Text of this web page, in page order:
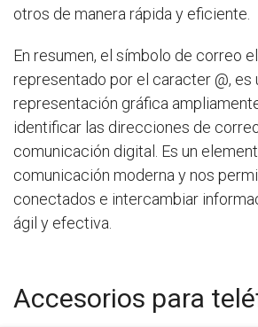
otros de manera rápida y eficiente.
En resumen, el símbolo de correo
representado por el caracter @, es
representación gráfica
identificar las direcciones de
comunicación digital. Es un
comunicación moderna y nos
conectados e intercambiar
ágil y efectiva.
Accesorios para